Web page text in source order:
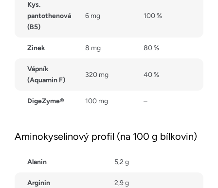
Kys.
pantothenová
(B5)
6 mg 100 %
Zinek 8 mg 80 %
Vápník
(Aquamin F)
320 mg 40 %
DigeZyme® 100 mg –
Aminokyselinový profil (na 100 g bílkovin)
Alanin 5,2 g
Arginin 2,9 g